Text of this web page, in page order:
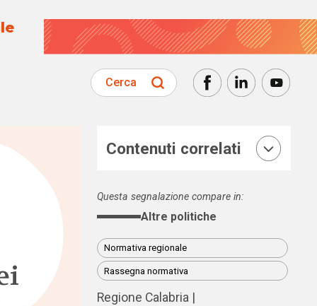
Cerca
Contenuti correlati
Questa segnalazione compare in:
Altre politiche
Normativa regionale
Rassegna normativa
Regione Calabria